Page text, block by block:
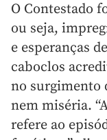
O Contestado
ou seja,
e esperanças
caboclos
no surgimento
nem miséria.
refere ao